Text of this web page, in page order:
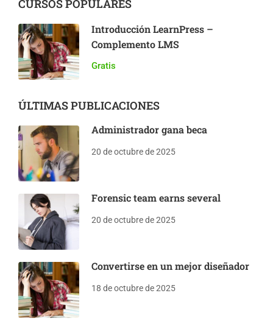
CURSOS POPULARES
Introducción LearnPress –
Complemento LMS
Gratis
ÚLTIMAS PUBLICACIONES
Administrador gana beca
20 de octubre de 2025
Forensic team earns several
20 de octubre de 2025
Convertirse en un mejor diseñador
18 de octubre de 2025